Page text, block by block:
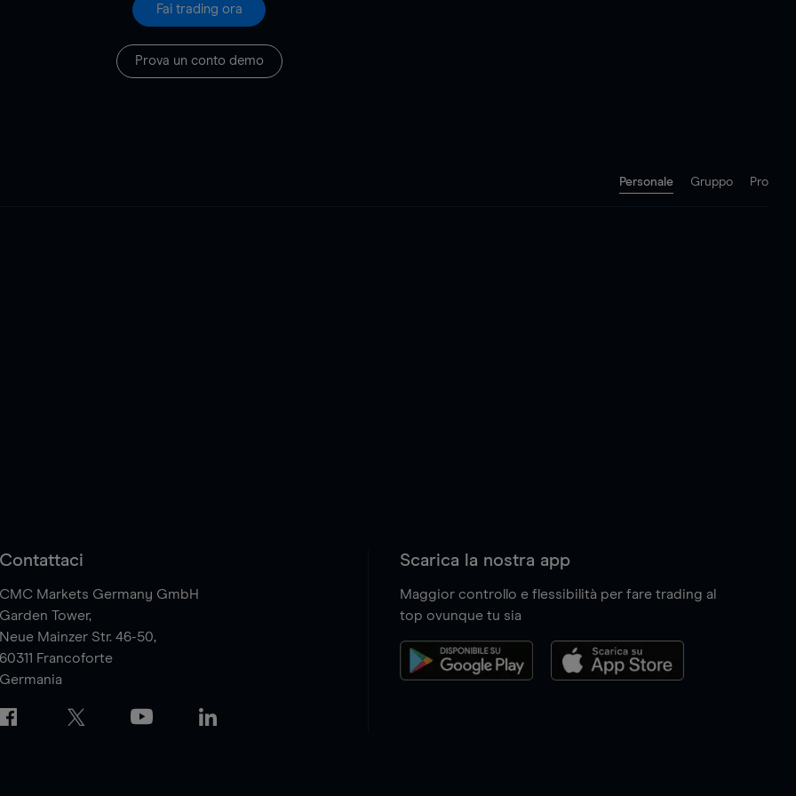
Fai trading ora
Prova un conto demo
Personale Gruppo Pro
Contattaci
CMC Markets Germany GmbH
Garden Tower,
Neue Mainzer Str. 46-50,
60311 Francoforte
Germania
Scarica la nostra app
Maggior controllo e flessibilità per fare trading al
top ovunque tu sia